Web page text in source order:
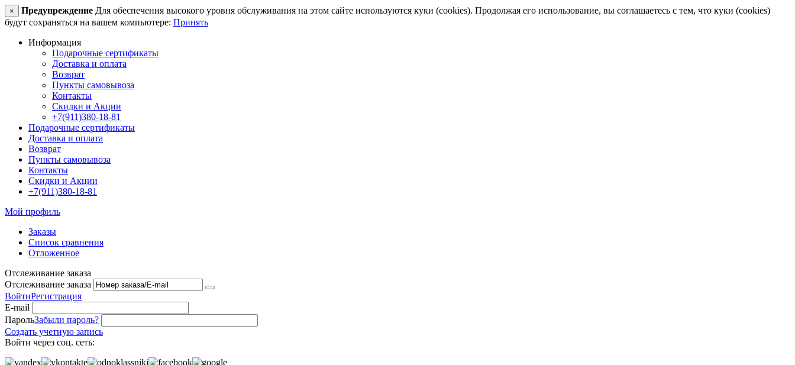
× Предупреждение Для обеспечения высокого уровня обслуживания на этом сайте используются куки (cookies). Продолжая его использование, вы соглашаетесь с тем, что куки (cookies)
будут сохраняться на вашем компьютере: Принять
Информация
Подарочные сертификаты
Доставка и оплата
Возврат
Пункты самовывоза
Контакты
Скидки и Акции
+7(911)380-18-81
Подарочные сертификаты
Доставка и оплата
Возврат
Пункты самовывоза
Контакты
Скидки и Акции
+7(911)380-18-81
Мой профиль
Заказы
Список сравнения
Отложенное
Отслеживание заказа
Отслеживание заказа
ВойтиРегистрация
E-mail
ПарольЗабыли пароль?
Создать учетную запись
Войти через соц. сеть: